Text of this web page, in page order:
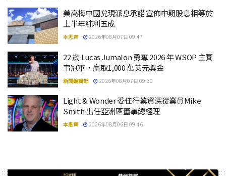
美高梅中國兌現派息承諾 宣佈中期股息相等於
上半年純利五成
本思齊 2026年08月07日 09:47
22 歲 Lucas Jumalon 勇奪 2026 年 WSOP 主賽
事冠軍，贏取1,000 萬美元獎金
新聞編輯部 2026年08月07日 09:30
Light & Wonder 委任行業資深從業員Mike
Smith 出任亞洲區董事總經理
本思齊 2026年08月06日 09:46